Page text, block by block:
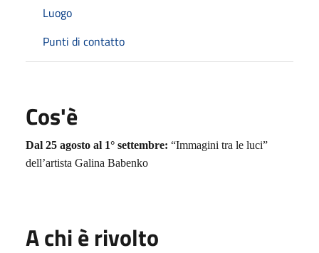
Luogo
Punti di contatto
Cos'è
Dal 25 agosto al 1° settembre: “Immagini tra le luci”
dell’artista Galina Babenko
A chi è rivolto